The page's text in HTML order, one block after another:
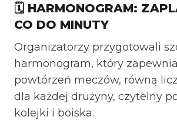
🗓 HARMONOGRAM:
CO DO MINUTY
Organizatorzy przygotowali
harmonogram, który
powtórzeń meczów, równą
dla każdej drużyny, czytelny
kolejki i boiska.